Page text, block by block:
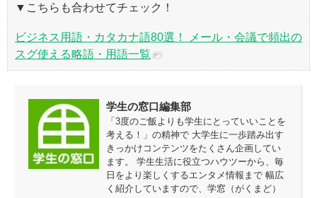
▼こちらも合わせてチェック！
ビジネス用語・カタカナ語80選！ メール・会議で頻出の
スグ使える略語・用語一覧
学生の窓口編集部
「3度のご飯よりも学生にとっていいことを
考える！」の精神で 大学生に一歩踏み出す
きっかけコンテンツをたくさん企画してい
ます。 学生生活に役立つハウツーから、毎
日をより楽しくするエンタメ情報まで 幅広
く紹介していますので、学窓（がくまど）